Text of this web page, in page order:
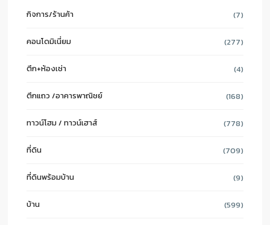
กิจการ/ร้านค้า (7)
คอนโดมิเนี่ยม (277)
ตึก+ห้องเช่า (4)
ตึกแถว /อาคารพาณิชย์ (168)
ทาวน์โฮม / ทาวน์เฮาส์ (778)
ที่ดิน (709)
ที่ดินพร้อมบ้าน (9)
บ้าน (599)